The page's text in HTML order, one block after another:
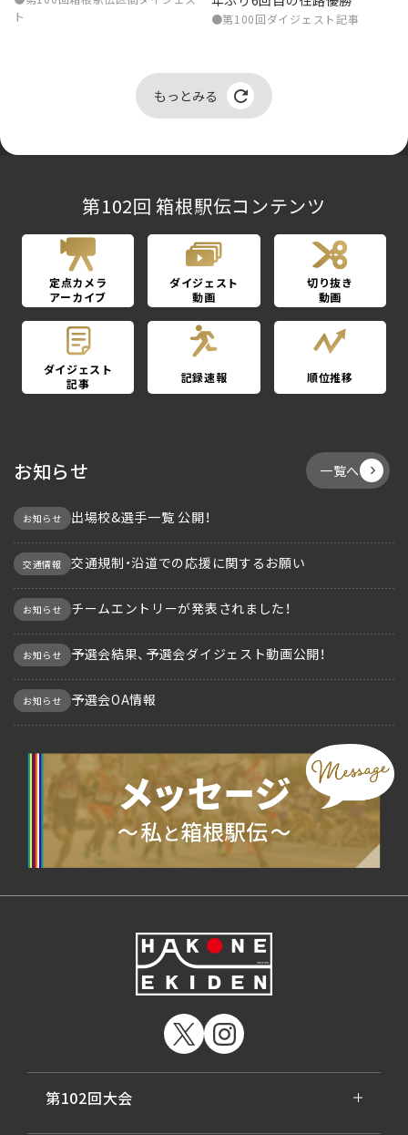
ト
第100回ダイジェスト記事
もっとみる
第102回 箱根駅伝コンテンツ
定点カメラ
アーカイブ
ダイジェスト
動画
切り抜き
動画
ダイジェスト
記事
記録速報 順位推移
お知らせ 一覧へ
お知らせ 出場校&選手一覧 公開！
交通情報 交通規制・沿道での応援に関するお願い
お知らせ チームエントリーが発表されました！
お知らせ 予選会結果、予選会ダイジェスト動画公開！
お知らせ 予選会OA情報
第102回大会